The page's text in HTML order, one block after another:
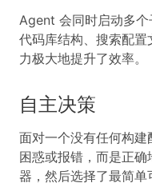
Agent 会同时启动多
代码库结构、搜索配
力极大地提升了效率。
自主决策
面对一个没有任何构
困惑或报错，而是正
器，然后选择了最简单